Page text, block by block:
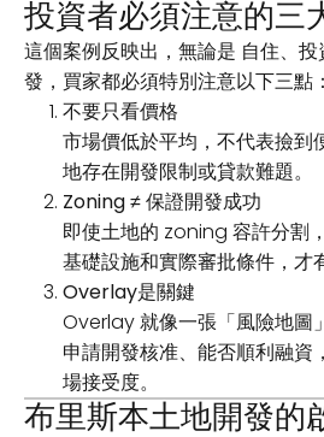
投資者必須注意的三
這個案例反映出，無論是 自住、
發 ，買家都必須特別注意以下三點：
不要只看價格
市場價低於平均，不代表撿到
地存在開發限制或貸款難題。
Zoning ≠ 保證開發成功
即使土地的 zoning 容許分割
基礎設施和實際審批條件，才
Overlay是關鍵
Overlay 就像一張「風險地圖
申請開發核准、能否順利融資
場接受度。
布里斯本土地開發的